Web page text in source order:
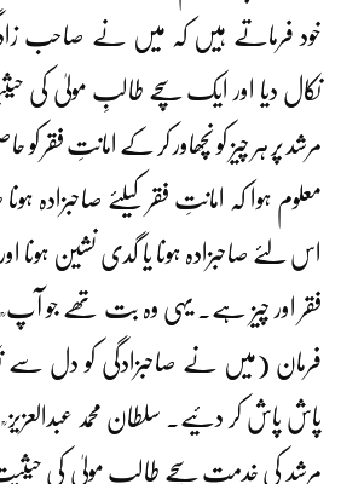
خود فرماتے ہیں کہ میں نے صاحب
نکال دیا اور ایک سچے طالبِ مولیٰ کی
مرشد پر ہر چیز کو نچھاور کر کے امانتِ فقر
معلوم ہوا کہ امانتِ فقر کیلئے صاحبزادہ
اس لئے صاحبزادہ ہونا یا گدی نشین ہونا
فقر اور چیز ہے۔ یہی وہ بت تھے جو
فرمان (میں نے صاحبزادگی کو دل سے
پاش پاش کر دئیے۔ سلطان محمد
مرشد کی خدمت سچے طالبِ مولیٰ کی